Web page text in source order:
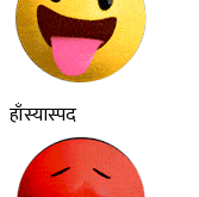
हाँस्यास्पद